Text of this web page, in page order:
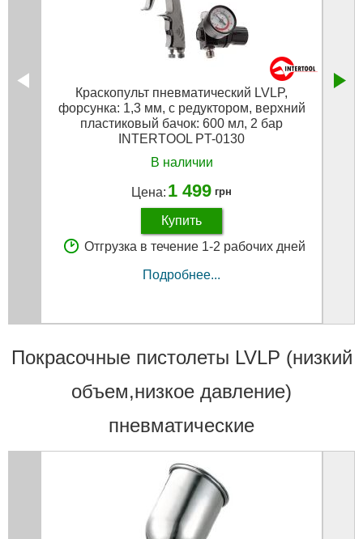
Краскопульт пневматический LVLP,
форсунка: 1,3 мм, с редуктором, верхний
пластиковый бачок: 600 мл, 2 бар
INTERTOOL PT-0130
В наличии
Цена: 1 499 грн
Купить
Отгрузка в течение 1-2 рабочих дней
Подробнее...
Покрасочные пистолеты LVLP (низкий
объем,низкое давление)
пневматические